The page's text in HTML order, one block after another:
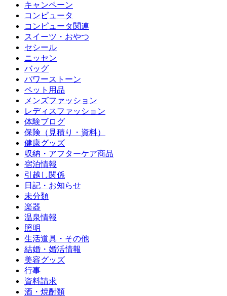
キャンペーン
コンピュータ
コンピュータ関連
スイーツ・おやつ
セシール
ニッセン
バッグ
パワーストーン
ペット用品
メンズファッション
レディスファッション
体験ブログ
保険（見積り・資料）
健康グッズ
収納・アフターケア商品
宿泊情報
引越し関係
日記・お知らせ
未分類
楽器
温泉情報
照明
生活道具・その他
結婚・婚活情報
美容グッズ
行事
資料請求
酒・焼酎類